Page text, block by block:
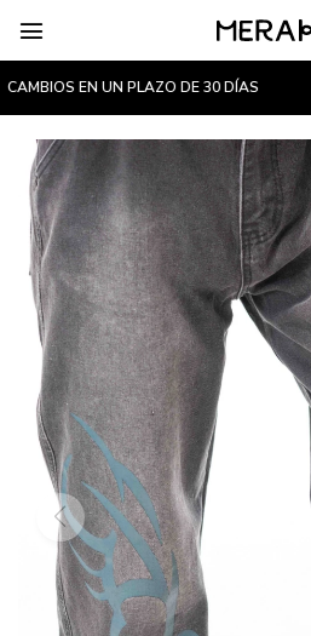

EN UN PLAZO DE 30 DÍAS